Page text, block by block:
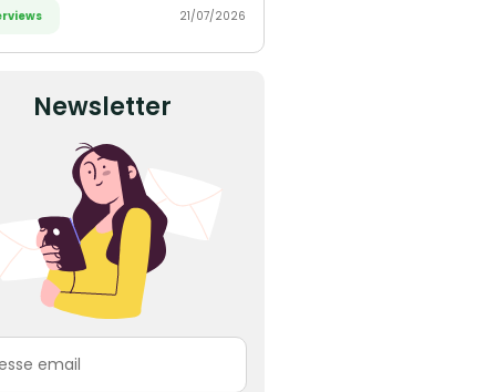
le parcours et la vision de
faire culinaire et
21/07/2026
Newsletter
email